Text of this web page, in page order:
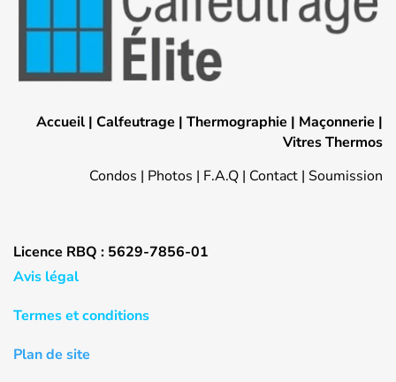
Accueil | Calfeutrage | Thermographie | Maçonnerie |
Vitres Thermos
Condos | Photos | F.A.Q | Contact | Soumission
Licence RBQ : 5629-7856-01
Avis légal
Termes et conditions
Plan de site